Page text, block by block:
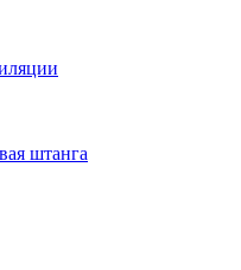
штанга